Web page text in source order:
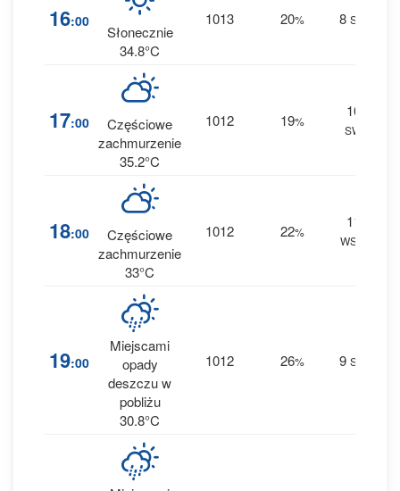
16:00
Słonecznie
34.8°C
1013 20% 8 SW
17:00
Częściowe
zachmurzenie
35.2°C
1012 19%
10
SW
18:00
Częściowe
zachmurzenie
33°C
1012 22%
11
WSW
19:00
Miejscami
opady
deszczu w
pobliżu
30.8°C
1012 26% 9 SW